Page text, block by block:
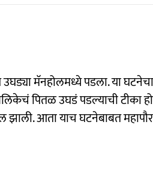
मॅनहोलमध्ये पडला. या
पितळ उघडं पडल्याची टीका
झाली. आता याच घटनेबाबत